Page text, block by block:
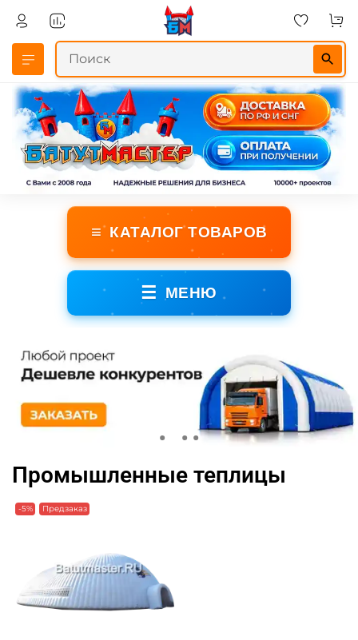
≡ КАТАЛОГ ТОВАРОВ
☰ МЕНЮ
Промышленные теплицы
-5% Предзаказ